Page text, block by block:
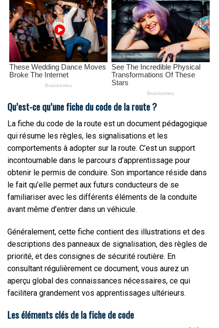
Qu’est-ce qu’une fiche du code de la route ?
La fiche du code de la route est un document pédagogique
qui résume les règles, les signalisations et les
comportements à adopter sur la route. C’est un support
incontournable dans le parcours d’apprentissage pour
obtenir le permis de conduire. Son importance réside dans
le fait qu’elle permet aux futurs conducteurs de se
familiariser avec les différents éléments de la conduite
avant même d’entrer dans un véhicule.
Généralement, cette fiche contient des illustrations et des
descriptions des panneaux de signalisation, des règles de
priorité, et des consignes de sécurité routière. En
consultant régulièrement ce document, vous aurez un
aperçu global des connaissances nécessaires, ce qui
facilitera grandement vos apprentissages ultérieurs.
Les éléments clés de la fiche de code